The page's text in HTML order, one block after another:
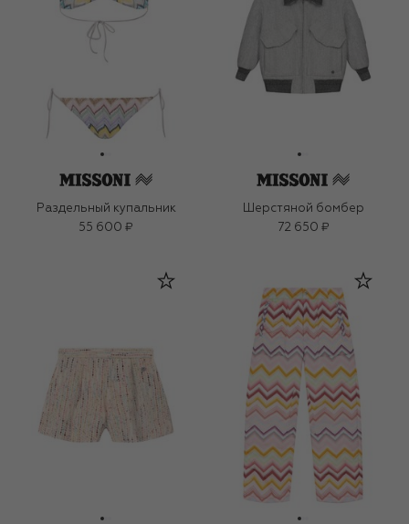
Раздельный купальник
55 600 ₽
Шерстяной бомбер
72 650 ₽